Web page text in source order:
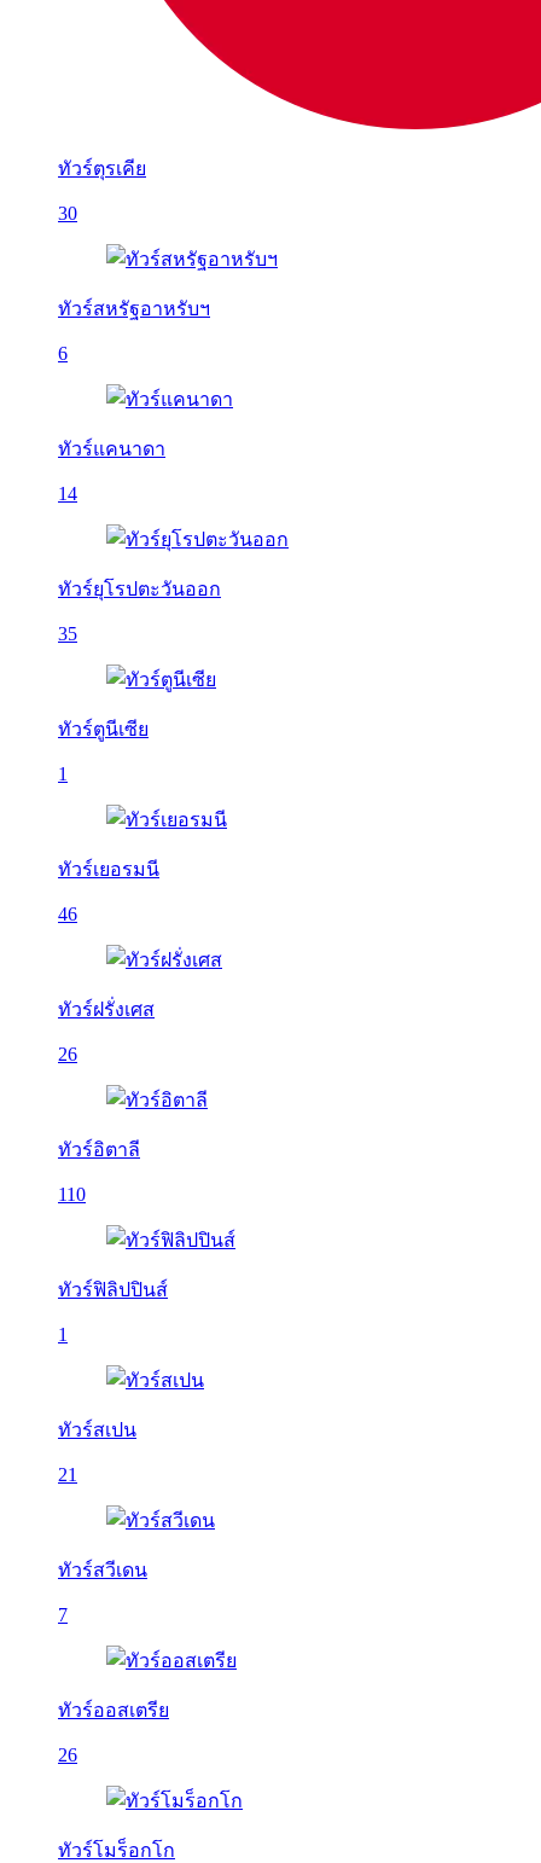
ทัวร์ตุรเคีย
30
ทัวร์สหรัฐอาหรับฯ
6
ทัวร์แคนาดา
14
ทัวร์ยุโรปตะวันออก
35
ทัวร์ตูนีเซีย
1
ทัวร์เยอรมนี
46
ทัวร์ฝรั่งเศส
26
ทัวร์อิตาลี
110
ทัวร์ฟิลิปปินส์
1
ทัวร์สเปน
21
ทัวร์สวีเดน
7
ทัวร์ออสเตรีย
26
ทัวร์โมร็อกโก